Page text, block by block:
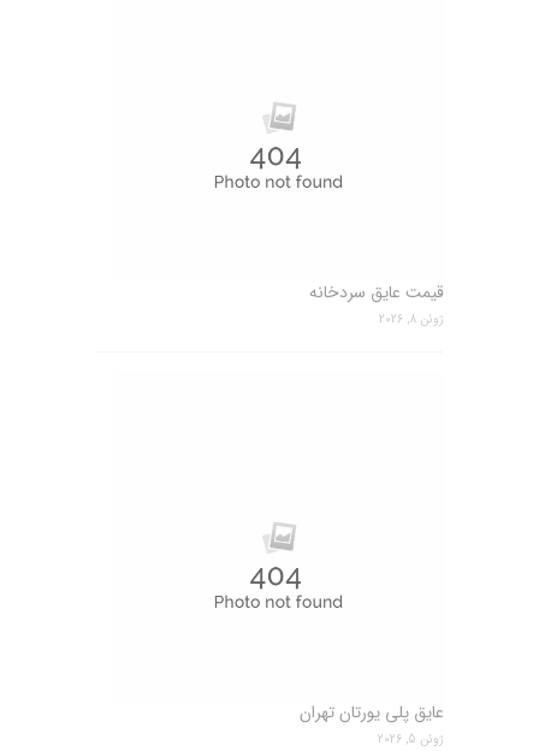
قیمت عایق سردخانه
ژوئن 8, 2026
عایق پلی یورتان تهران
ژوئن 5, 2026